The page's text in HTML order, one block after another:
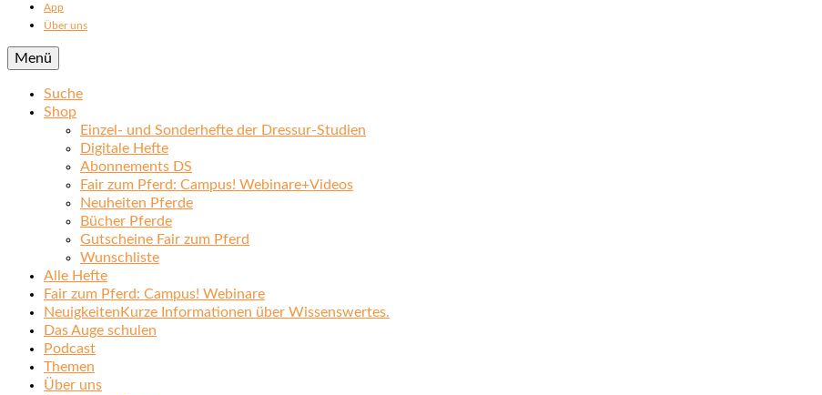
App
Über uns
Menü
Suche
Shop
Einzel- und Sonderhefte der Dressur-Studien
Digitale Hefte
Abonnements DS
Fair zum Pferd: Campus! Webinare+Videos
Neuheiten Pferde
Bücher Pferde
Gutscheine Fair zum Pferd
Wunschliste
Alle Hefte
Fair zum Pferd: Campus! Webinare
Neuigkeiten Kurze Informationen über Wissenswertes.
Das Auge schulen
Podcast
Themen
Über uns